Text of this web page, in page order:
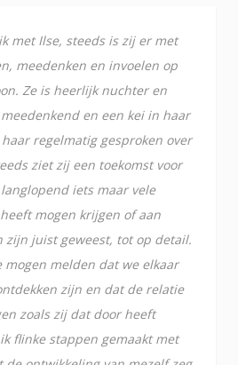
met Ilse, steeds is zij er met
meedenken en invoelen op
Ze is heerlijk nuchter en
en een kei in haar
regelmatig gesproken over
ziet zij een toekomst voor
iets maar vele
mogen krijgen of aan
zijn juist geweest, tot op detail.
mogen melden dat we elkaar
zijn en dat de relatie
zoals zij dat door heeft
flinke stappen gemaakt met